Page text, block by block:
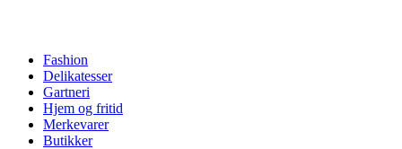
Fashion
Delikatesser
Gartneri
Hjem og fritid
Merkevarer
Butikker